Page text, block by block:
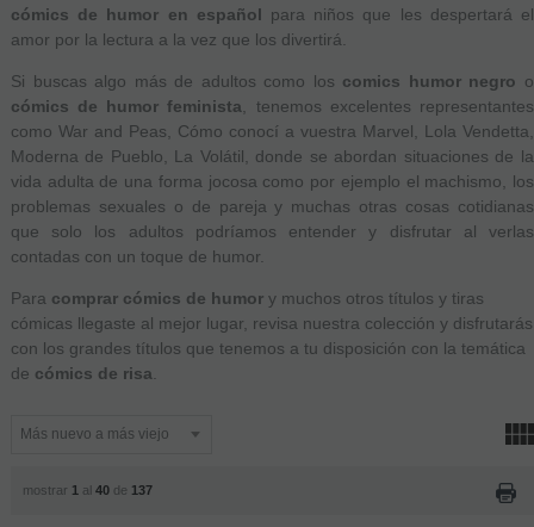
cómics de humor en español para niños que les despertará el
amor por la lectura a la vez que los divertirá.
Si buscas algo más de adultos como los comics humor negro o
cómics de humor feminista , tenemos excelentes representantes
como War and Peas, Cómo conocí a vuestra Marvel, Lola Vendetta,
Moderna de Pueblo, La Volátil, donde se abordan situaciones de la
vida adulta de una forma jocosa como por ejemplo el machismo, los
problemas sexuales o de pareja y muchas otras cosas cotidianas
que solo los adultos podríamos entender y disfrutar al verlas
contadas con un toque de humor.
Para comprar cómics de humory muchos otros títulos y tiras
cómicas llegaste al mejor lugar, revisa nuestra colección y disfrutarás
con los grandes títulos que tenemos a tu disposición con la temática
de cómics de risa
mostrar 1 al 40de 137